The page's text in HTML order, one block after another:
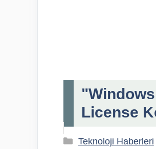
License
Kategoriler
Teknoloji Haberleri